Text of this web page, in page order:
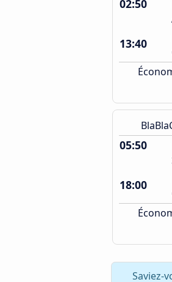
02:50
13:40
05:50
18:00
Saviez-